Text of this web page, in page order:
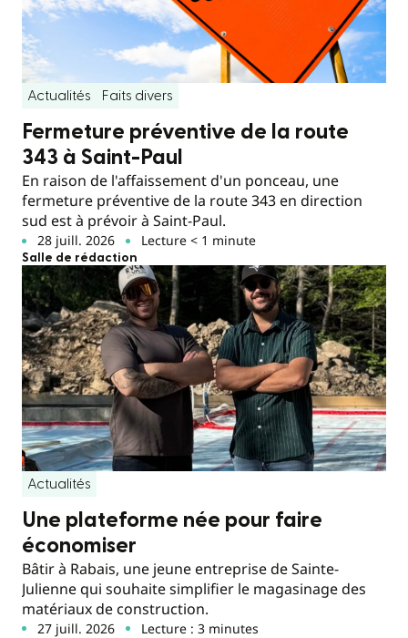
Actualités Faits divers
Fermeture préventive de la route
343 à Saint-Paul
En raison de l'affaissement d'un ponceau, une
fermeture préventive de la route 343 en direction
sud est à prévoir à Saint-Paul.
28 juill. 2026 Lecture < 1 minute
Salle de rédaction
Actualités
Une plateforme née pour faire
économiser
Bâtir à Rabais, une jeune entreprise de Sainte-
Julienne qui souhaite simplifier le magasinage des
matériaux de construction.
27 juill. 2026 Lecture : 3 minutes